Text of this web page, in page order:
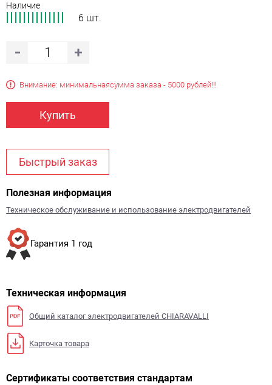
Наличие
6 шт.
Внимание: минимальнаясумма заказа - 5000 рублей!!!
Купить
Быстрый заказ
Полезная информация
Техническое обслуживание и использование электродвигателей
Гарантия 1 год
Техническая информация
Общий каталог электродвигателей CHIARAVALLI
Карточка товара
Сертификаты соответствия стандартам